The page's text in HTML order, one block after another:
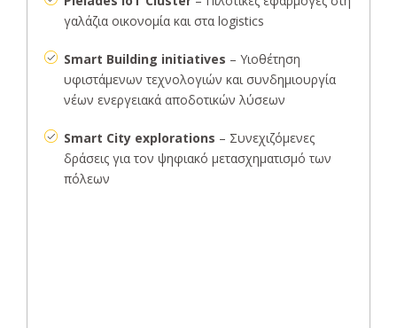
γαλάζια οικονομία και στα logistics
Smart Building initiatives – Υιοθέτηση
υφιστάμενων τεχνολογιών και συνδημιουργία
νέων ενεργειακά αποδοτικών λύσεων
Smart City explorations – Συνεχιζόμενες
δράσεις για τον ψηφιακό μετασχηματισμό των
πόλεων